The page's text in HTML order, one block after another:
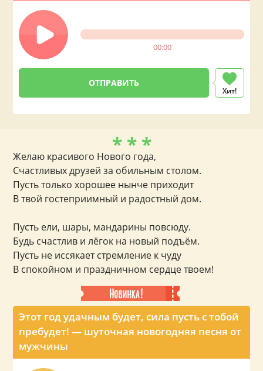
00:00
Хит!
Этот год удачным будет, сила пусть с тобой
пребудет! — шуточная новогодняя песня от
мужчины
* * *
Желаю красивого Нового года,
Счастливых друзей за обильным столом.
Пусть только хорошее нынче приходит
В твой гостеприимный и радостный дом.
Пусть ели, шары, мандарины повсюду.
Будь счастлив и лёгок на новый подъём.
Пусть не иссякает стремление к чуду
В спокойном и праздничном сердце твоем!